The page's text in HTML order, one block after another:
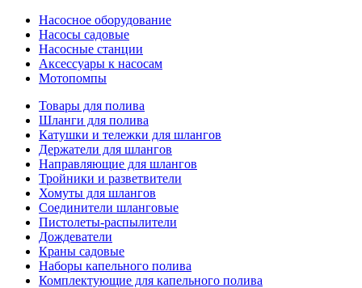
Насосное оборудование
Насосы садовые
Насосные станции
Аксессуары к насосам
Мотопомпы
Товары для полива
Шланги для полива
Катушки и тележки для шлангов
Держатели для шлангов
Направляющие для шлангов
Тройники и разветвители
Хомуты для шлангов
Соединители шланговые
Пистолеты-распылители
Дождеватели
Краны садовые
Наборы капельного полива
Комплектующие для капельного полива